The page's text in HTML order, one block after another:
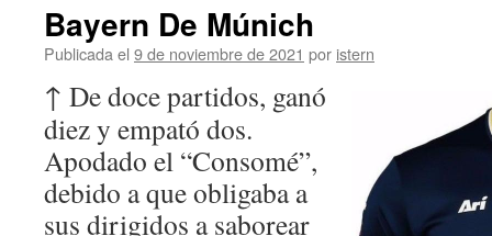
Bayern De Múnich
Publicada el 9 de noviembre de 2021 por istern
↑ De doce partidos, ganó
diez y empató dos.
Apodado el “Consomé”,
debido a que obligaba a
sus dirigidos a saborear